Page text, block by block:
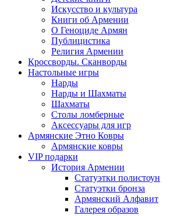
Иcкусство и культура
Книги об Армении
О Геноциде Армян
Публицистика
Религия Армении
Кроссворды. Сканворды
Настольные игры
Нарды
Нарды и Шахматы
Шахматы
Столы ломберные
Аксессуары для игр
Армянские Этно Ковры
Армянские ковры
VIP подарки
История Армении
Статуэтки полистоун
Статуэтки бронза
Армянский Алфавит
Галерея образов